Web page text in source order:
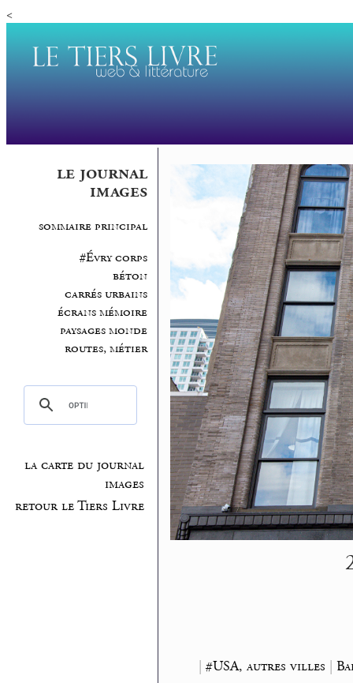
<
le journal
images
sommaire principal
#Évry corps
béton
carrés urbains
écrans mémoire
paysages monde
routes, métier
la carte du journal
images
retour le Tiers Livre
| #USA, autres villes |